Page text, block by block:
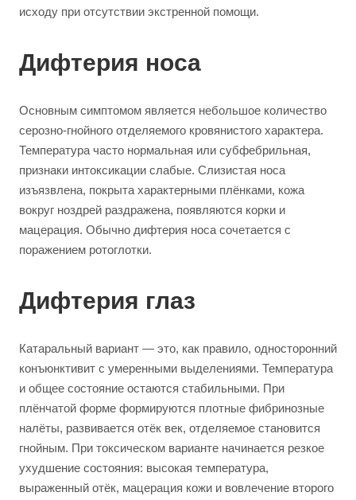
исходу при отсутствии экстренной помощи.
Дифтерия носа
Основным симптомом является небольшое количество
серозно-гнойного отделяемого кровянистого характера.
Температура часто нормальная или субфебрильная,
признаки интоксикации слабые. Слизистая носа
изъязвлена, покрыта характерными плёнками, кожа
вокруг ноздрей раздражена, появляются корки и
мацерация. Обычно дифтерия носа сочетается с
поражением ротоглотки.
Дифтерия глаз
Катаральный вариант — это, как правило, односторонний
конъюнктивит с умеренными выделениями. Температура
и общее состояние остаются стабильными. При
плёнчатой форме формируются плотные фибринозные
налёты, развивается отёк век, отделяемое становится
гнойным. При токсическом варианте начинается резкое
ухудшение состояния: высокая температура,
выраженный отёк, мацерация кожи и вовлечение второго